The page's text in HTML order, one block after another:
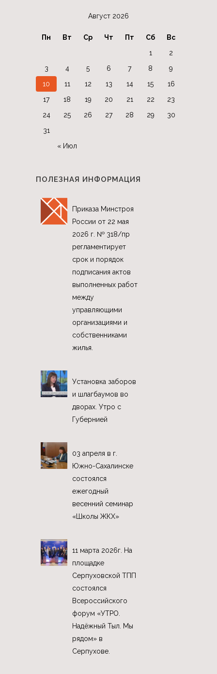
Август 2026
Пн Вт Ср Чт Пт Сб Вс
« Июл
1
2
3
4 5 6 7 8
9
10
11 12 13 14 15
16
17
18 19 20 21 22
23
24
25 26 27 28 29
30
31
ПОЛЕЗНАЯ ИНФОРМАЦИЯ
Приказа Минстроя
России от 22 мая
2026 г. № 318/пр
регламентирует
срок и порядок
подписания актов
выполненных работ
между
управляющими
организациями и
собственниками
жилья.
Установка заборов
и шлагбаумов во
дворах. Утро с
Губернией
03 апреля в г.
Южно-Сахалинске
состоялся
ежегодный
весенний семинар
«Школы ЖКХ»
11 марта 2026г. На
площадке
Серпуховской ТПП
состоялся
Всероссийского
форум «УТРО.
Надёжный Тыл. Мы
рядом» в
Серпухове.